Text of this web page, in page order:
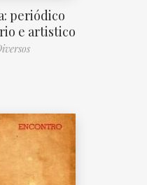
periódico
e artistico